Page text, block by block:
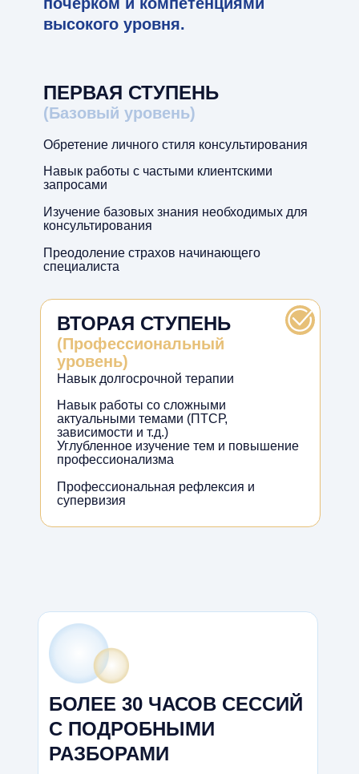
высокого уровня.
Профессиональная рефлексия и
супервизия
Углубленное изучение тем и повышение
профессионализма
Навык работы со сложными
актуальными темами (ПТСР,
зависимости и т.д.)
Навык долгосрочной терапии
(Профессиональный
уровень)
ВТОРАЯ СТУПЕНЬ
Преодоление страхов начинающего
специалиста
Изучение базовых знания необходимых для
консультирования
Навык работы с частыми клиентскими
запросами
Обретение личного стиля консультирования
(Базовый уровень)
ПЕРВАЯ СТУПЕНЬ
БОЛЕЕ 30 ЧАСОВ СЕССИЙ
С ПОДРОБНЫМИ
РАЗБОРАМИ